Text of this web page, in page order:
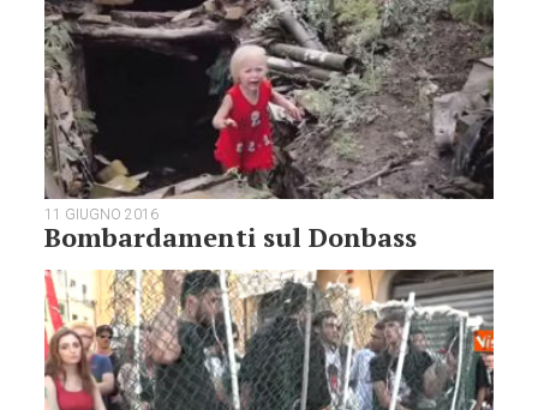
11 GIUGNO 2016
Bombardamenti sul Donbass